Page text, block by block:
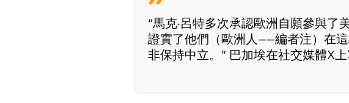
“馬克·呂特多次承認歐洲自願參與了
證實了他們（歐洲人——編者注）在
非保持中立。” 巴加埃在社交媒體X上